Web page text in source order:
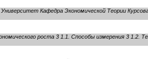
Кафедра Экономической Теории
роста 3 1.1. Способы измерения 3 1.2.